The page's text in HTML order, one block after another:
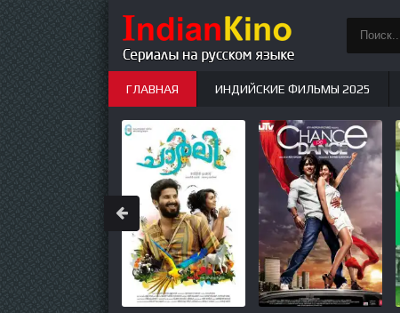
ГЛАВНАЯ ИНДИЙСКИЕ ФИЛЬМЫ 2025
ИНДИЙСКИЕ СЕРИАЛЫ НОВЫЕ